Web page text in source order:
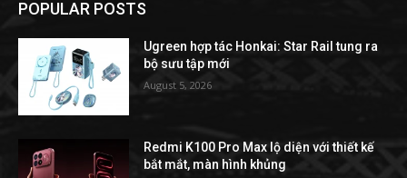
POPULAR POSTS
Ugreen hợp tác Honkai: Star Rail tung ra
bộ sưu tập mới
August 5, 2026
Redmi K100 Pro Max lộ diện với thiết kế
bắt mắt, màn hình khủng